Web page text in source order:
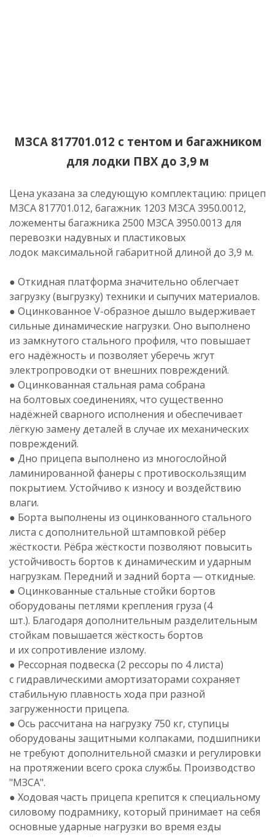
МЗСА 817701.012 с тентом и багажником
для лодки ПВХ до 3,9 м
Цена указана за следующую комплектацию: прицеп
МЗСА 817701.012, багажник 1203 МЗСА 3950.0012,
ложементы багажника 2500 МЗСА 3950.0013 для
перевозки надувных и пластиковых
лодок максимальной габаритной длиной до 3,9 м.
● Откидная платформа значительно облегчает
загрузку (выгрузку) техники и сыпучих материалов.
● Оцинкованное V-образное дышло выдерживает
сильные динамические нагрузки. Оно выполнено
из замкнутого стального профиля, что повышает
его надёжность и позволяет уберечь жгут
электропроводки от внешних повреждений.
● Оцинкованная стальная рама собрана
на болтовых соединениях, что существенно
надёжней сварного исполнения и обеспечивает
лёгкую замену деталей в случае их механических
повреждений.
● Дно прицепа выполнено из многослойной
ламинированной фанеры с противоскользящим
покрытием. Устойчиво к износу и воздействию
влаги.
● Борта выполнены из оцинкованного стального
листа с дополнительной штамповкой рёбер
жёсткости. Рёбра жёсткости позволяют повысить
устойчивость бортов к динамическим и ударным
нагрузкам. Передний и задний борта — откидные.
● Оцинкованные стальные стойки бортов
оборудованы петлями крепления груза (4
шт.). Благодаря дополнительным разделительным
стойкам повышается жёсткость бортов
и их сопротивление излому.
● Рессорная подвеска (2 рессоры по 4 листа)
с гидравлическими амортизаторами сохраняет
стабильную плавность хода при разной
загруженности прицепа.
● Ось рассчитана на нагрузку 750 кг, ступицы
оборудованы защитными колпаками, подшипники
не требуют дополнительной смазки и регулировки
на протяжении всего срока службы. Производство
"МЗСА".
● Ходовая часть прицепа крепится к специальному
силовому подрамнику, который принимает на себя
основные ударные нагрузки во время езды